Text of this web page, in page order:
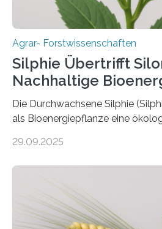
Agrar- Forstwissenschaften
Silphie Übertrifft
Nachhaltige
Die Durchwachsene Silphie
als Bioenergiepflanze eine
mehrjährigen Vergleichsstudie
nach nachhaltigen Alternativen
aus landwirtschaftlichen
Anliegen im Zuge der
29.09.2025